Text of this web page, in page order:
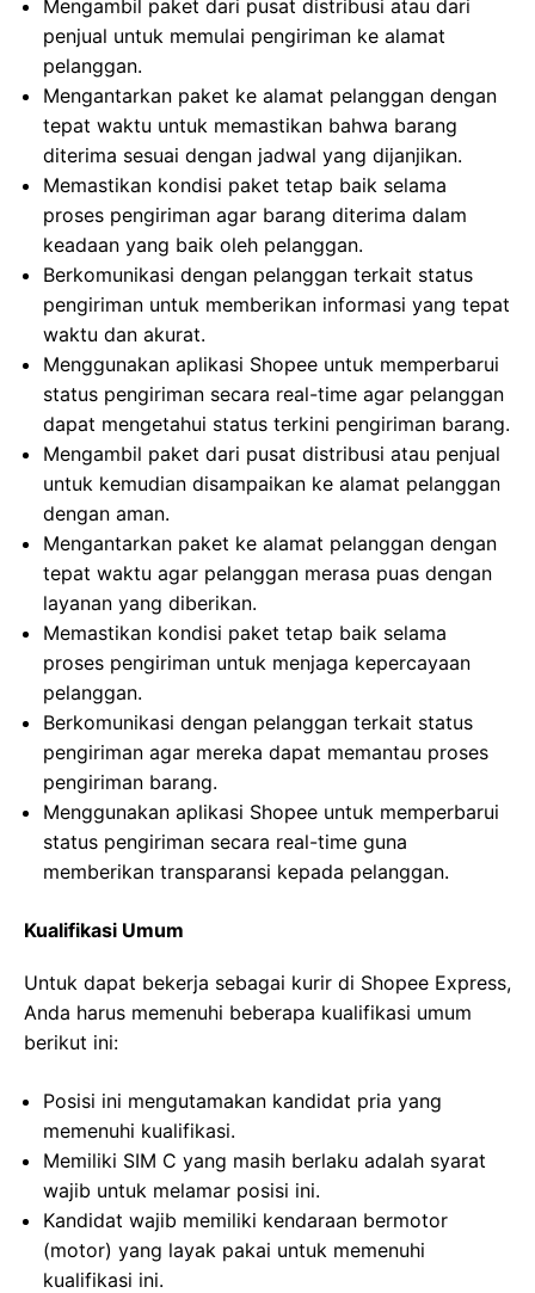
Mengambil paket dari pusat distribusi atau dari
penjual untuk memulai pengiriman ke alamat
pelanggan.
Mengantarkan paket ke alamat pelanggan dengan
tepat waktu untuk memastikan bahwa barang
diterima sesuai dengan jadwal yang dijanjikan.
Memastikan kondisi paket tetap baik selama
proses pengiriman agar barang diterima dalam
keadaan yang baik oleh pelanggan.
Berkomunikasi dengan pelanggan terkait status
pengiriman untuk memberikan informasi yang tepat
waktu dan akurat.
Menggunakan aplikasi Shopee untuk memperbarui
status pengiriman secara real-time agar pelanggan
dapat mengetahui status terkini pengiriman barang.
Mengambil paket dari pusat distribusi atau penjual
untuk kemudian disampaikan ke alamat pelanggan
dengan aman.
Mengantarkan paket ke alamat pelanggan dengan
tepat waktu agar pelanggan merasa puas dengan
layanan yang diberikan.
Memastikan kondisi paket tetap baik selama
proses pengiriman untuk menjaga kepercayaan
pelanggan.
Berkomunikasi dengan pelanggan terkait status
pengiriman agar mereka dapat memantau proses
pengiriman barang.
Menggunakan aplikasi Shopee untuk memperbarui
status pengiriman secara real-time guna
memberikan transparansi kepada pelanggan.
Kualifikasi Umum
Untuk dapat bekerja sebagai kurir di Shopee Express,
Anda harus memenuhi beberapa kualifikasi umum
berikut ini:
Posisi ini mengutamakan kandidat pria yang
memenuhi kualifikasi.
Memiliki SIM C yang masih berlaku adalah syarat
wajib untuk melamar posisi ini.
Kandidat wajib memiliki kendaraan bermotor
(motor) yang layak pakai untuk memenuhi
kualifikasi ini.